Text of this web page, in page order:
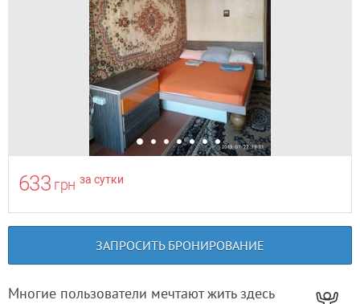
633 грн за сутки
ЗАПРОСИТЬ БРОНИРОВАНИЕ
Многие пользователи мечтают жить здесь